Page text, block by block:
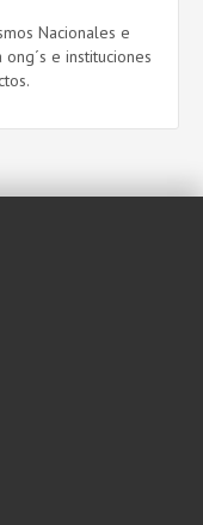
Nacionales e
e instituciones